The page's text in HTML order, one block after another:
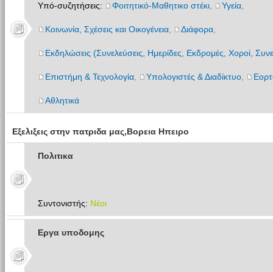
Υπό-συζητήσεις: Φοιτητικό-Μαθητικο στέκι, Υγεία,
Κοινωνία, Σχέσεις και Οικογένεια, Διάφορα,
Εκδηλώσεις (Συνελεύσεις, Ημερίδες, Εκδρομές, Χοροί,
Επιστήμη & Τεχνολογία, Υπολογιστές & Διαδίκτυο,
Αθλητικά
Εξελιξεις στην πατριδα μας,Βορεια Ηπειρο
Πολιτικα
Συντονιστής: Νέοι
Εργα υποδομης